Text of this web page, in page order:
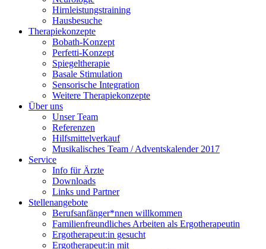
Hirnleistungstraining
Hausbesuche
Therapiekonzepte
Bobath-Konzept
Perfetti-Konzept
Spiegeltherapie
Basale Stimulation
Sensorische Integration
Weitere Therapiekonzepte
Über uns
Unser Team
Referenzen
Hilfsmittelverkauf
Musikalisches Team / Adventskalender 2017
Service
Info für Ärzte
Downloads
Links und Partner
Stellenangebote
Berufsanfänger*nnen willkommen
Familienfreundliches Arbeiten als Ergotherapeutin
Ergotherapeut:in gesucht
Ergotherapeut:in mit